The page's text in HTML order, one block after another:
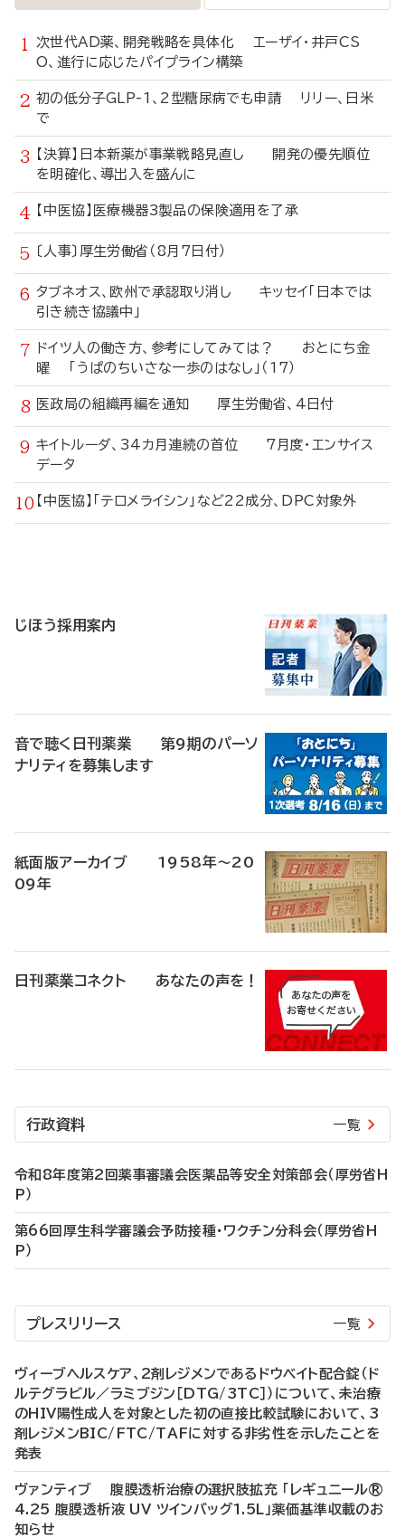
次世代AD薬、開発戦略を具体化 エーザイ・井戸CS
O、進行に応じたパイプライン構築
初の低分子GLP-1、2型糖尿病でも申請 リリー、日米
で
【決算】日本新薬が事業戦略見直し 開発の優先順位
を明確化、導出入を盛んに
【中医協】医療機器3製品の保険適用を了承
〔人事〕厚生労働省（8月7日付）
タブネオス、欧州で承認取り消し キッセイ「日本では
引き続き協議中」
ドイツ人の働き方、参考にしてみては？ おとにち金
曜 「うぱのちいさな一歩のはなし」（17）
医政局の組織再編を通知 厚生労働省、4日付
キイトルーダ、34カ月連続の首位 7月度・エンサイス
データ
【中医協】「テロメライシン」など22成分、DPC対象外
じほう採用案内
音で聴く日刊薬業 第9期のパーソ
ナリティを募集します
紙面版アーカイブ 1958年～20
09年
日刊薬業コネクト あなたの声を！
行政資料 一覧
令和8年度第2回薬事審議会医薬品等安全対策部会（厚労省H
P）
第66回厚生科学審議会予防接種・ワクチン分科会（厚労省H
P）
プレスリリース 一覧
ヴィーブヘルスケア、2剤レジメンであるドウベイト配合錠（ド
ルテグラビル／ラミブジン［DTG/3TC］）について、未治療
のHIV陽性成人を対象とした初の直接比較試験において、3
剤レジメンBIC/FTC/TAFに対する非劣性を示したことを
発表
ヴァンティブ 腹膜透析治療の選択肢拡充 「レギュニール®
4.25 腹膜透析液 UV ツインバッグ1.5L」薬価基準収載のお
知らせ